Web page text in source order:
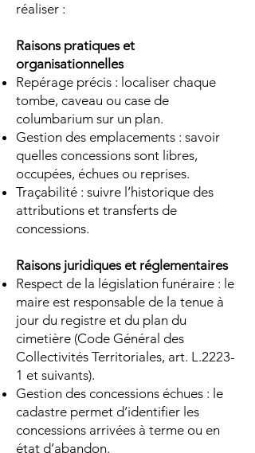
réaliser :
Raisons pratiques et
organisationnelles
Repérage précis : localiser chaque
tombe, caveau ou case de
columbarium sur un plan.
Gestion des emplacements : savoir
quelles concessions sont libres,
occupées, échues ou reprises.
Traçabilité : suivre l’historique des
attributions et transferts de
concessions.
Raisons juridiques et réglementaires
Respect de la législation funéraire : le
maire est responsable de la tenue à
jour du registre et du plan du
cimetière (Code Général des
Collectivités Territoriales, art. L.2223-
1 et suivants).
Gestion des concessions échues : le
cadastre permet d’identifier les
concessions arrivées à terme ou en
état d’abandon.